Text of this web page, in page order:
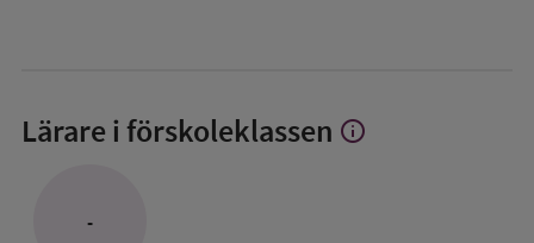
Lärare i förskoleklassen Visa
info
-